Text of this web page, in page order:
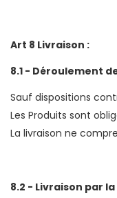
Art 8 Livraison :
8.1 - Déroulement
Les Produits sont obligatoirement livrés à l‘adresse indiquée par le Client lors de la saisie des
La livraison ne comprend ni l‘installation,
8.2 - Livraison par